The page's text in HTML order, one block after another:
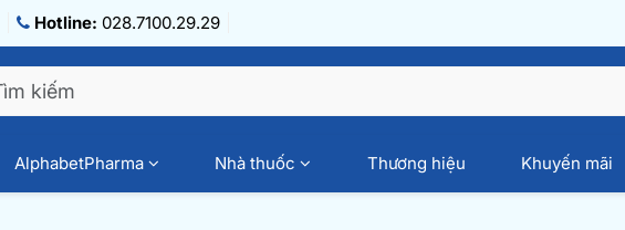
Hotline: 028.7100.29.29
AlphabetPharma Nhà thuốc Thương hiệu Khuyến mãi